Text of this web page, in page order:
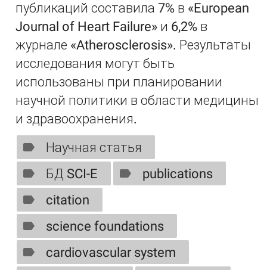
публикаций составила 7% в «European
Journal of Heart Failure» и 6,2% в
журнале «Atherosclerosis». Результаты
исследования могут быть
использованы при планировании
научной политики в области медицины
и здравоохранения.
Научная статья
БД SCI-E
publications
citation
science foundations
cardiovascular system